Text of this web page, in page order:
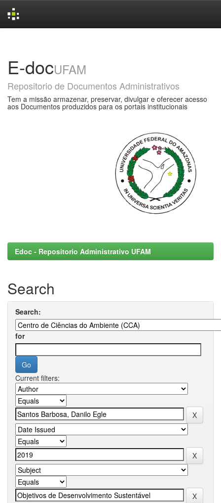
E-docUFAM
Repositorio de Documentos Administrativos
Tem a missão armazenar, preservar, divulgar e oferecer acesso
aos Documentos produzidos para os portais institucionais
Edoc - Repositorio Administrativo UFAM
Search
Search:
for
Current filters: